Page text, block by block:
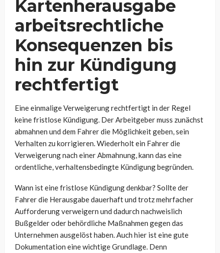
Kartenherausgabe
arbeitsrechtliche
Konsequenzen bis
hin zur Kündigung
rechtfertigt
Eine einmalige Verweigerung rechtfertigt in der Regel
keine fristlose Kündigung. Der Arbeitgeber muss zunächst
abmahnen und dem Fahrer die Möglichkeit geben, sein
Verhalten zu korrigieren. Wiederholt ein Fahrer die
Verweigerung nach einer Abmahnung, kann das eine
ordentliche, verhaltensbedingte Kündigung begründen.
Wann ist eine fristlose Kündigung denkbar? Sollte der
Fahrer die Herausgabe dauerhaft und trotz mehrfacher
Aufforderung verweigern und dadurch nachweislich
Bußgelder oder behördliche Maßnahmen gegen das
Unternehmen ausgelöst haben. Auch hier ist eine gute
Dokumentation eine wichtige Grundlage. Denn